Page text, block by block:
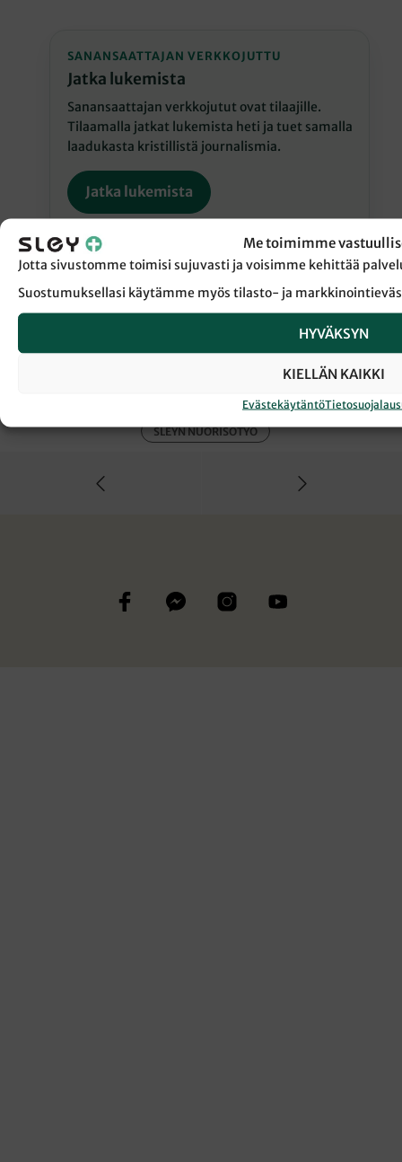
Me toimimme
Jotta sivustomme toimisi sujuvasti ja voisimme kehittää
Suostumuksellasi käytämme myös tilasto- ja
HYVÄKSYN
KIELLÄN KAIKKI
Evästekäytäntö
SANANSAATTAJAN VERKKOJUTTU
Jatka lukemista
Sanansaattajan verkkojutut ovat tilaajille.
Tilaamalla jatkat lukemista heti ja tuet samalla
laadukasta kristillistä journalismia.
Jatka lukemista
← Takaisin Sanansaattaja-lehden etusivulle
MAATA NÄKYVISSÄ
SLEYN NUORISOTYÖ